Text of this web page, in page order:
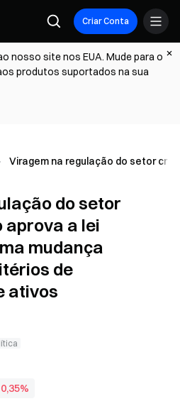
Criar Conta
nosso site nos EUA. Mude para o
produtos suportados na sua
Viragem na regulação do setor
do setor
aprova a lei
mudança
de
ativos